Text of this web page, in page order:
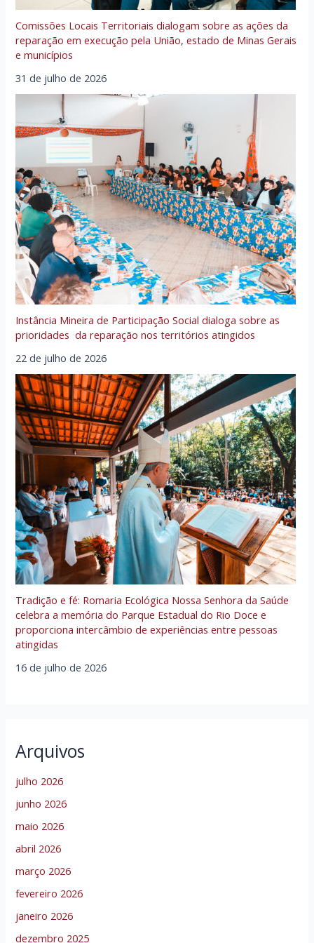
Comissões Locais Territoriais dialogam sobre as ações da
reparação em execução pela União, estado de Minas Gerais
e municípios
31 de julho de 2026
Instância Mineira de Participação Social dialoga sobre as
prioridades da reparação nos territórios atingidos
22 de julho de 2026
Tradição e fé: Romaria Ecológica Nossa Senhora da Saúde
celebra a memória do Parque Estadual do Rio Doce e
proporciona intercâmbio de experiências entre pessoas
atingidas
16 de julho de 2026
Arquivos
julho 2026
junho 2026
maio 2026
abril 2026
março 2026
fevereiro 2026
janeiro 2026
dezembro 2025